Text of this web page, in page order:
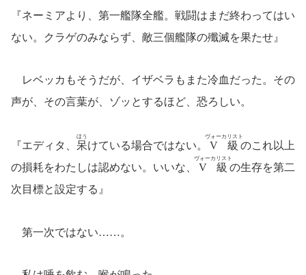
『ネーミアより、第一艦隊全艦。戦闘はまだ終わってはい
ない。クラゲのみならず、敵三個艦隊の殲滅を果たせ』
レベッカもそうだが、イザベラもまた冷血だった。その
声が、その言葉が、ゾッとするほど、恐ろしい。
『エディタ、 呆
ほう
けている場合ではない。 V級
ヴォーカリスト
のこれ以上
の損耗をわたしは認めない。いいな、
V級
ヴォーカリスト
の生存を第二
次目標と設定する』
第一次ではない……。